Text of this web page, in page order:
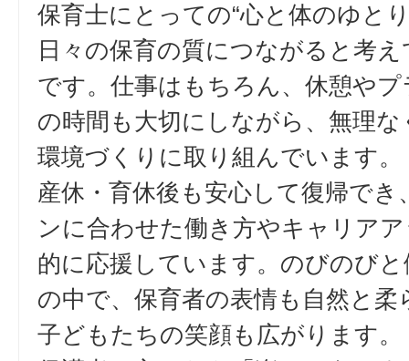
保育士にとっての“心と体のゆと
日々の保育の質につながると考
です。仕事はもちろん、休憩や
の時間も大切にしながら、無理
環境づくりに取り組んでいます。
産休・育休後も安心して復帰でき
ンに合わせた働き方やキャリア
的に応援しています。のびのび
の中で、保育者の表情も自然と柔
子どもたちの笑顔も広がります。